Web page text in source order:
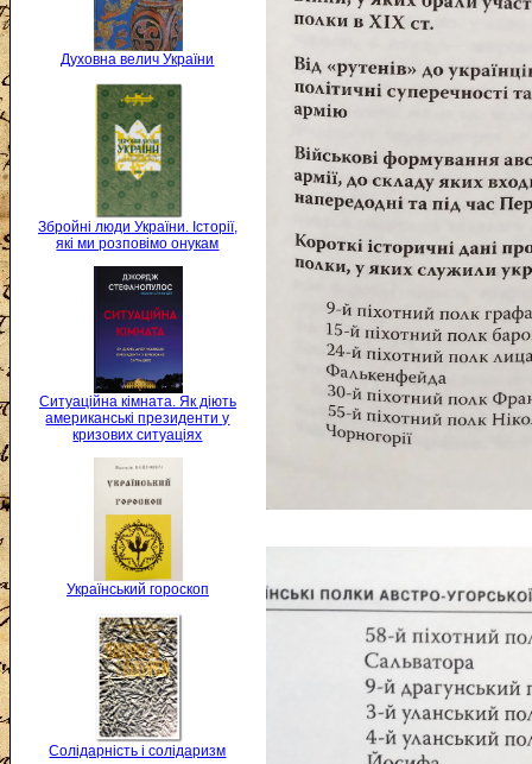
Духовна велич України
Збройні люди України. Історії,
які ми розповімо онукам
Ситуаційна кімната. Як діють
американські президенти у
кризових ситуаціях
Український гороскоп
Солідарність і солідаризм